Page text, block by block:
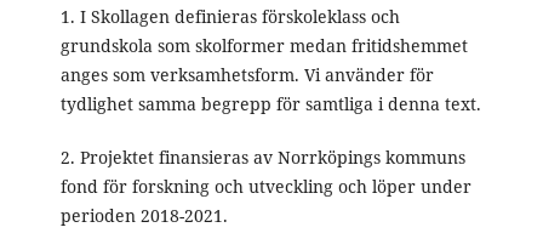
1. I Skollagen definieras förskoleklass och
grundskola som skolformer medan fritidshemmet
anges som verksamhetsform. Vi använder för
tydlighet samma begrepp för samtliga i denna text.
2. Projektet finansieras av Norrköpings kommuns
fond för forskning och utveckling och löper under
perioden 2018-2021.